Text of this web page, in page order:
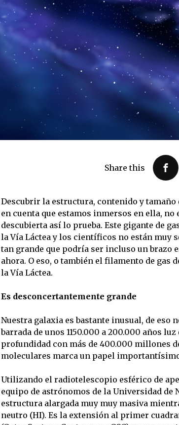
Share this
Descubrir la estructura, contenido y
en cuenta que estamos inmersos en ella,
descubierta así lo prueba. Este gigante de
la Vía Láctea y los científicos no están muy
tan grande que podría ser incluso un brazo
ahora. O eso, o también el filamento de gas
la Vía Láctea.
Es desconcertantemente grande
Nuestra galaxia es bastante inusual, de eso
barrada de unos 1150.000 a 200.000 años
profundidad con más de 400.000 millones
moleculares marca un papel
Utilizando el radiotelescopio esférico de
equipo de astrónomos de la Universidad de
estructura alargada muy muy masiva
neutro (HI). Es la extensión al primer